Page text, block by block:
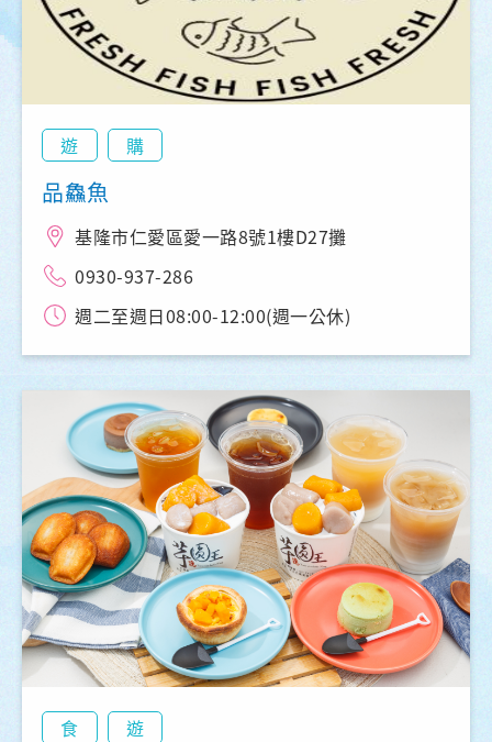
遊 購
品鱻魚
基隆市仁愛區愛一路8號1樓D27攤
0930-937-286
週二至週日08:00-12:00(週一公休)
食 遊